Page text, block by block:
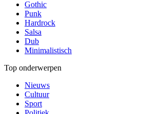
Gothic
Punk
Hardrock
Salsa
Dub
Minimalistisch
Top onderwerpen
Nieuws
Cultuur
Sport